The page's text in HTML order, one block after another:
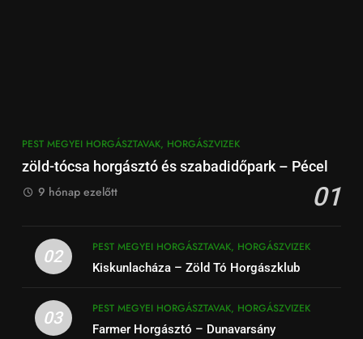
PEST MEGYEI HORGÁSZTAVAK, HORGÁSZVIZEK
zöld-tócsa horgásztó és szabadidőpark – Pécel
01
9 hónap ezelőtt
02
PEST MEGYEI HORGÁSZTAVAK, HORGÁSZVIZEK
Kiskunlacháza – Zöld Tó Horgászklub
03
PEST MEGYEI HORGÁSZTAVAK, HORGÁSZVIZEK
Farmer Horgásztó – Dunavarsány